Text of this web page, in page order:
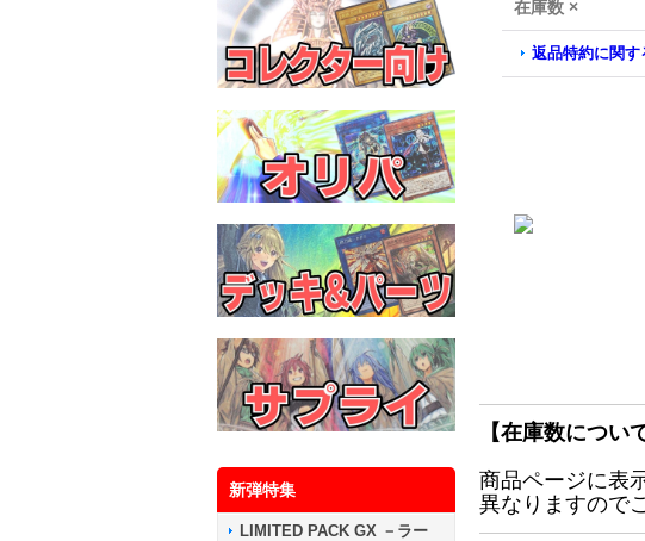
新弾特集
LIMITED PACK GX －ラー
在庫数 ×
返品特約に関す
【在庫数につい
商品ページに表
異なりますので